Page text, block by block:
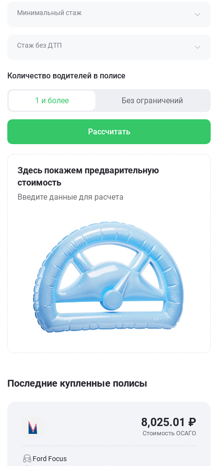
Минимальный стаж
Стаж без ДТП
Количество водителей в полисе
1 и более Без ограничений
Рассчитать
Здесь покажем предварительную
стоимость
Введите данные для расчета
Последние купленные полисы
8,025.01 ₽
Стоимость ОСАГО
Ford Focus